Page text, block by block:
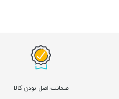
ضمانت اصل بودن کالا